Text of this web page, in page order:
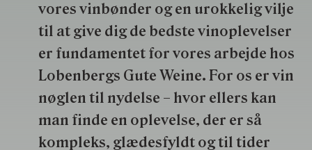
vores vinbønder og en urokkelig vilje
til at give dig de bedste vinoplevelser
er fundamentet for vores arbejde hos
Lobenbergs Gute Weine. For os er vin
nøglen til nydelse – hvor ellers kan
man finde en oplevelse, der er så
kompleks, glædesfyldt og til tider